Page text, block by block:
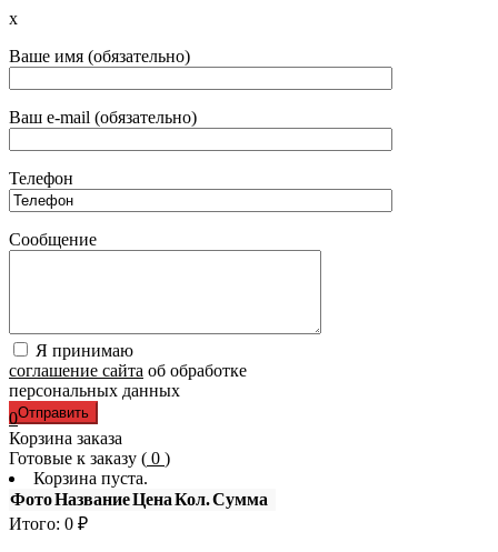
x
Ваше имя (обязательно)
Ваш e-mail (обязательно)
Телефон
Сообщение
Я принимаю
соглашение сайта об обработке
персональных данных
0
Корзина заказа
Готовые к заказу ( 0 )
Корзина пуста.
ФотоНазваниеЦенаКол.Сумма
Итого: 0 ₽